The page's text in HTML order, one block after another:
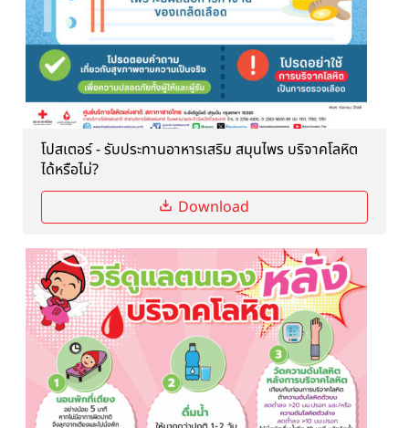
โปสเตอร์ - รับประทานอาหารเสริม สมุนไพร บริจาคโลหิต
ได้หรือไม่?
Download